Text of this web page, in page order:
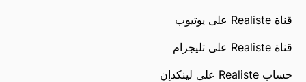
قناة Realiste على يوتيوب
قناة Realiste على تليجرام
حساب Realiste على لينكدإن